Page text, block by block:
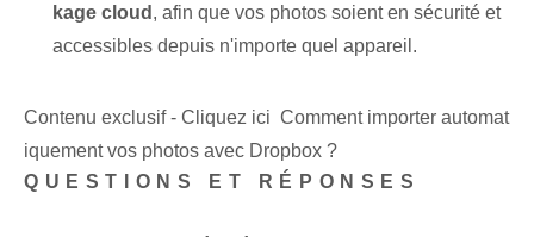
kage cloud , afin que vos photos soient en sécurité et
accessibles depuis n'importe quel appareil.
Contenu exclusif - Cliquez ici Comment importer automat
iquement vos photos avec Dropbox ?
QUESTIONS ET RÉPONSES